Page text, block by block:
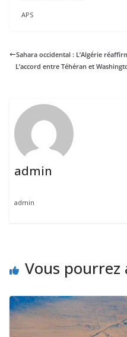
APS
Sahara occidental : L’Algérie
L’accord entre Téhéran et
admin
admin
Vous pourrez